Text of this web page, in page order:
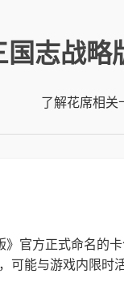
国志战略
了解花席相关
》官方正式命名的
可能与游戏内限时